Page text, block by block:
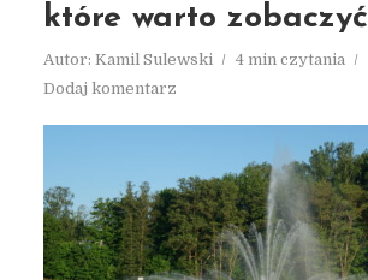
które warto zobaczyć
Autor: Kamil Sulewski
4 min czytania
Dodaj komentarz